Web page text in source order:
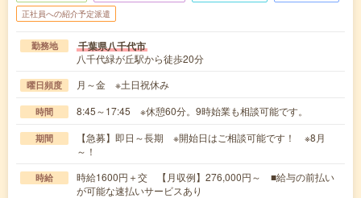
正社員への紹介予定派遣
勤務地 千葉県八千代市
八千代緑が丘駅から徒歩20分
曜日頻度 月～金 ※土日祝休み
時間 8:45～17:45 ※休憩60分。9時始業も相談可能です。
期間
【急募】即日～長期 ※開始日はご相談可能です！ ※8月
～！
時給
時給1600円＋交 【月収例】276,000円～ ■給与の前払い
が可能な速払いサービスあり